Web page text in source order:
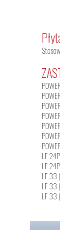
LF
LF
LF 33
LF 33
LF 33